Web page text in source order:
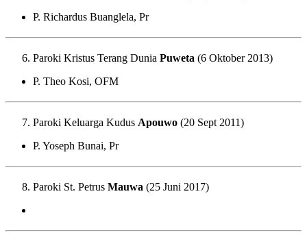
P. Richardus Buanglela, Pr
Paroki Kristus Terang Dunia Puweta (6 Oktober 2013)
P. Theo Kosi, OFM
Paroki Keluarga Kudus Apouwo (20 Sept 2011)
P. Yoseph Bunai, Pr
Paroki St. Petrus Mauwa (25 Juni 2017)